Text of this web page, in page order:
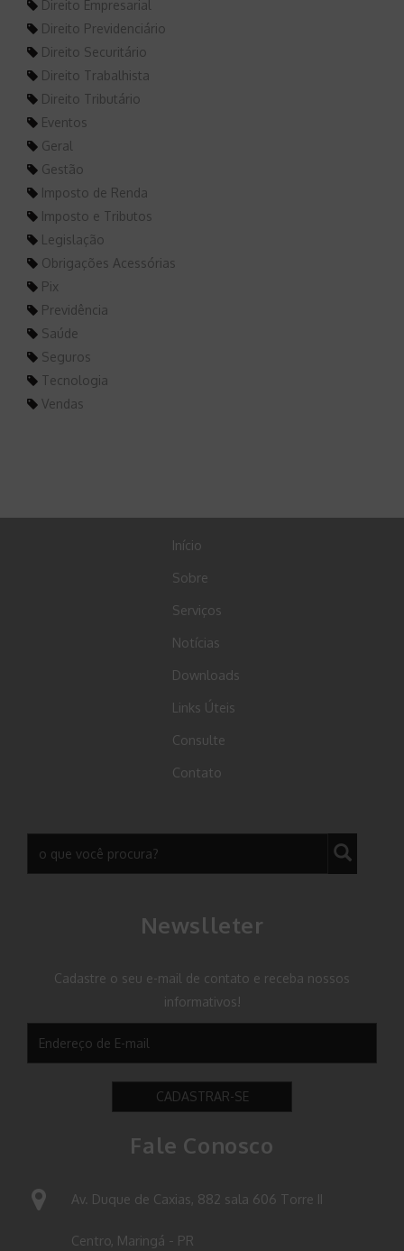
Direito Empresarial
Direito Previdenciário
Direito Securitário
Direito Trabalhista
Direito Tributário
Eventos
Geral
Gestão
Imposto de Renda
Imposto e Tributos
Legislação
Obrigações Acessórias
Pix
Previdência
Saúde
Seguros
Tecnologia
Vendas
Início
Sobre
Serviços
Notícias
Downloads
Links Úteis
Consulte
Contato
Newslleter
Cadastre o seu e-mail de contato e receba nossos
informativos!
CADASTRAR-SE
Fale Conosco
Av. Duque de Caxias, 882 sala 606 Torre II
Centro, Maringá - PR